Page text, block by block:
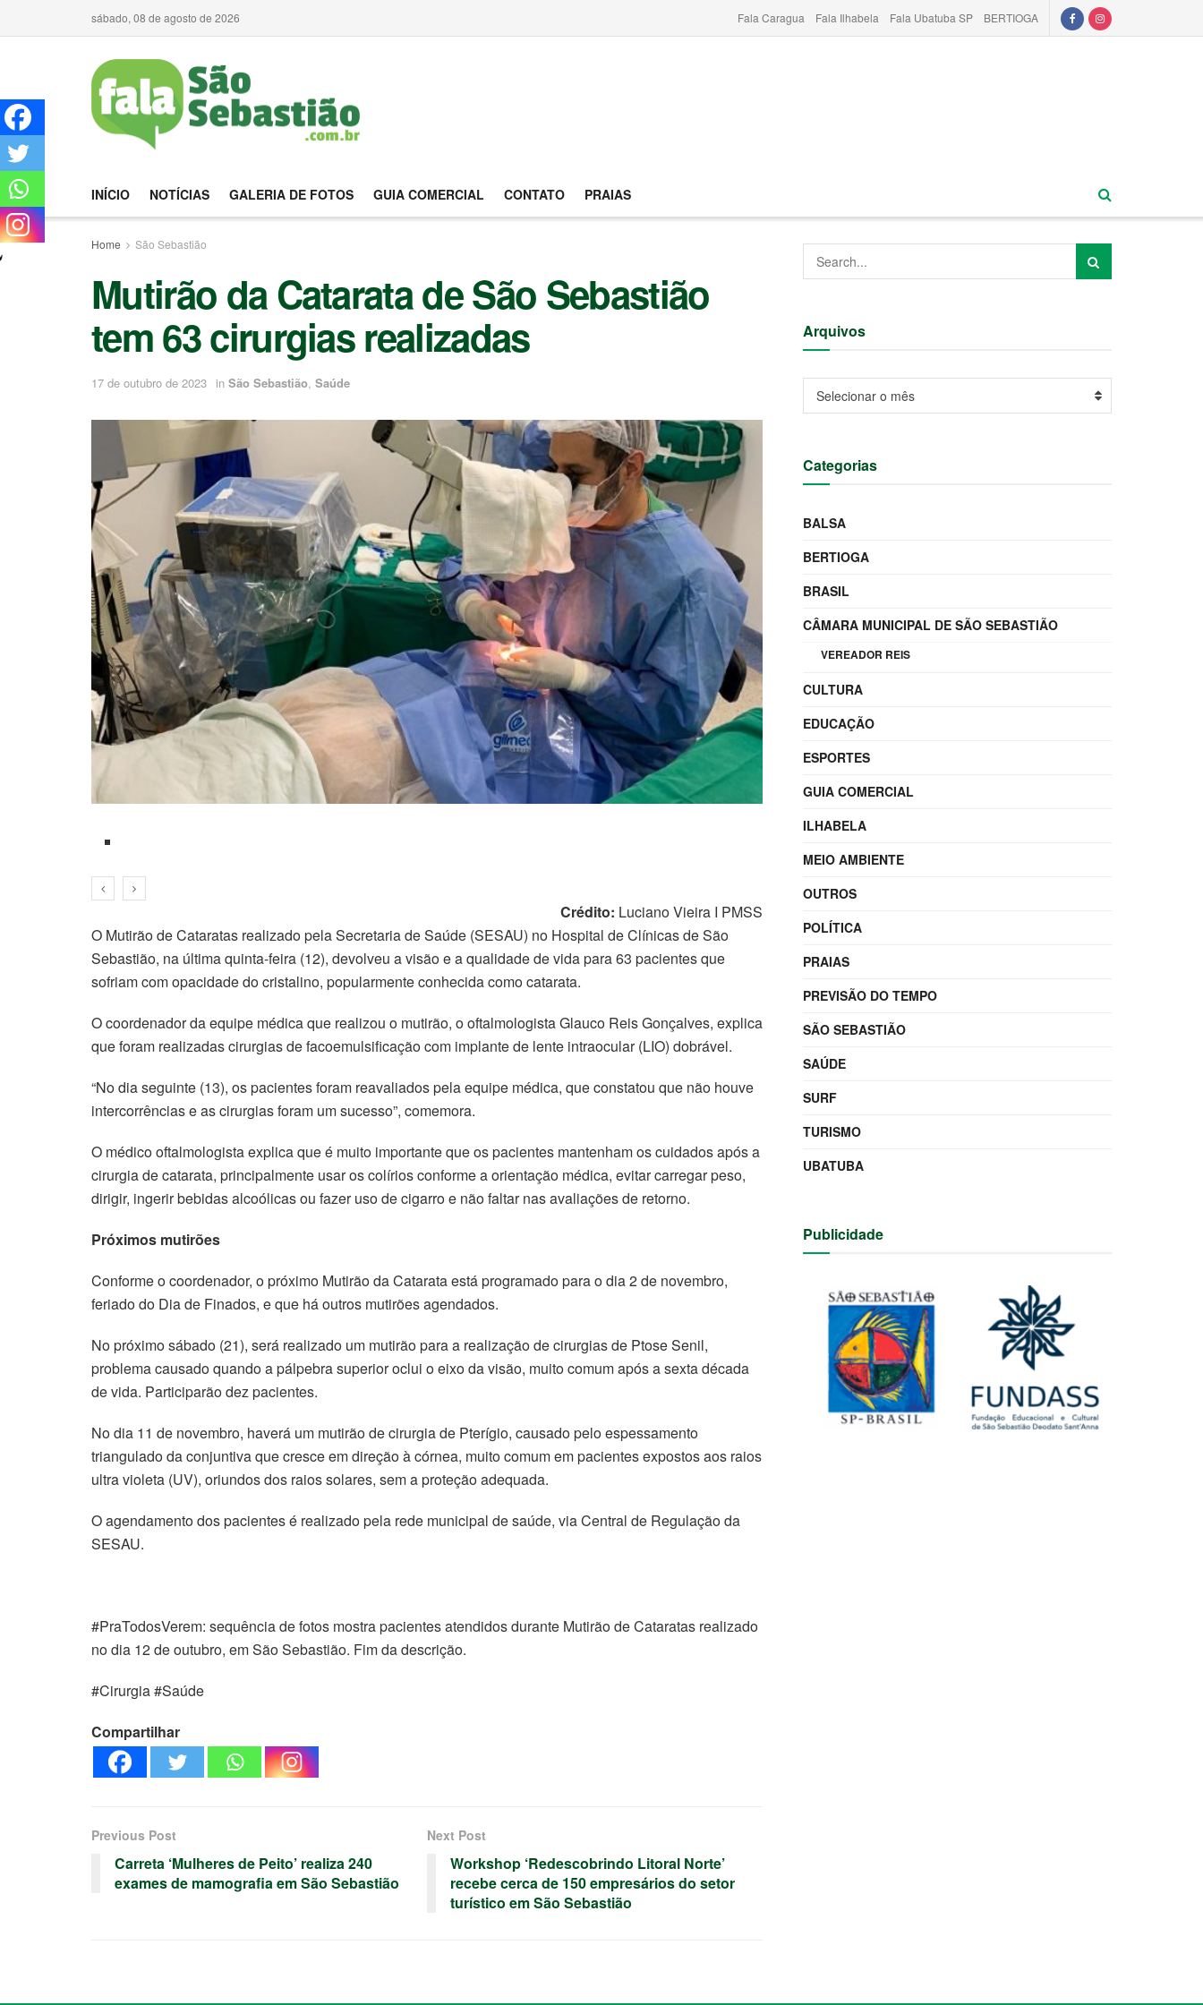
sábado, 08 de agosto de 2026 Fala Caragua Fala Ilhabela Fala Ubatuba SP BERTIOGA
INÍCIO NOTÍCIAS GALERIA DE FOTOS GUIA COMERCIAL CONTATO PRAIAS
Home São Sebastião
Mutirão da Catarata de São Sebastião
tem 63 cirurgias realizadas
17 de outubro de 2023 in São Sebastião, Saúde
Crédito: Luciano Vieira I PMSS
O Mutirão de Cataratas realizado pela Secretaria de Saúde (SESAU) no Hospital de Clínicas de São
Sebastião, na última quinta-feira (12), devolveu a visão e a qualidade de vida para 63 pacientes que
sofriam com opacidade do cristalino, popularmente conhecida como catarata.
O coordenador da equipe médica que realizou o mutirão, o oftalmologista Glauco Reis Gonçalves, explica
que foram realizadas cirurgias de facoemulsificação com implante de lente intraocular (LIO) dobrável.
“No dia seguinte (13), os pacientes foram reavaliados pela equipe médica, que constatou que não houve
intercorrências e as cirurgias foram um sucesso”, comemora.
O médico oftalmologista explica que é muito importante que os pacientes mantenham os cuidados após a
cirurgia de catarata, principalmente usar os colírios conforme a orientação médica, evitar carregar peso,
dirigir, ingerir bebidas alcoólicas ou fazer uso de cigarro e não faltar nas avaliações de retorno.
Próximos mutirões
Conforme o coordenador, o próximo Mutirão da Catarata está programado para o dia 2 de novembro,
feriado do Dia de Finados, e que há outros mutirões agendados.
No próximo sábado (21), será realizado um mutirão para a realização de cirurgias de Ptose Senil,
problema causado quando a pálpebra superior oclui o eixo da visão, muito comum após a sexta década
de vida. Participarão dez pacientes.
No dia 11 de novembro, haverá um mutirão de cirurgia de Pterígio, causado pelo espessamento
triangulado da conjuntiva que cresce em direção à córnea, muito comum em pacientes expostos aos raios
ultra violeta (UV), oriundos dos raios solares, sem a proteção adequada.
O agendamento dos pacientes é realizado pela rede municipal de saúde, via Central de Regulação da
SESAU.
#PraTodosVerem: sequência de fotos mostra pacientes atendidos durante Mutirão de Cataratas realizado
no dia 12 de outubro, em São Sebastião. Fim da descrição.
#Cirurgia #Saúde
Compartilhar
Previous Post
Carreta ‘Mulheres de Peito’ realiza 240
exames de mamografia em São Sebastião
Next Post
Workshop ‘Redescobrindo Litoral Norte’
recebe cerca de 150 empresários do setor
turístico em São Sebastião
Arquivos
Arquivos
Selecionar o mês
Categorias
BALSA
BERTIOGA
BRASIL
CÂMARA MUNICIPAL DE SÃO SEBASTIÃO
VEREADOR REIS
CULTURA
EDUCAÇÃO
ESPORTES
GUIA COMERCIAL
ILHABELA
MEIO AMBIENTE
OUTROS
POLÍTICA
PRAIAS
PREVISÃO DO TEMPO
SÃO SEBASTIÃO
SAÚDE
SURF
TURISMO
UBATUBA
Publicidade